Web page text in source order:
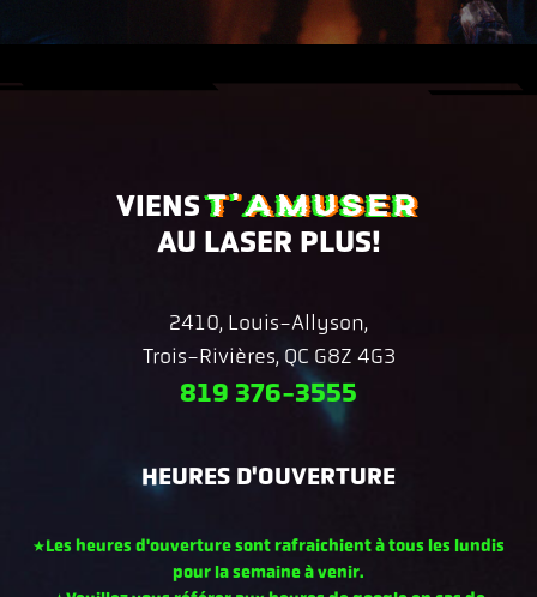
VIENST'AMUSER
AU LASER PLUS!
2410, Louis-Allyson,
Trois-Rivières, QC G8Z 4G3
819 376-3555
HEURES D'OUVERTURE
*Les heures d'ouverture sont rafraichient à tous les lundis
pour la semaine à venir.